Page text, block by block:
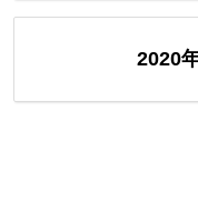
2020